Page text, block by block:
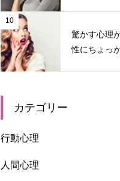
10
驚かす心理
性にちょっ
カテゴリー
行動心理
人間心理